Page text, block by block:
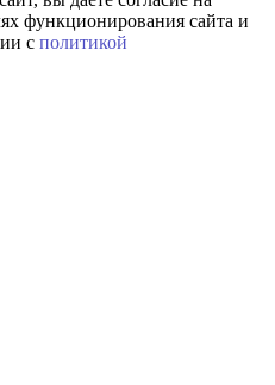
функционирования сайта и
с политикой